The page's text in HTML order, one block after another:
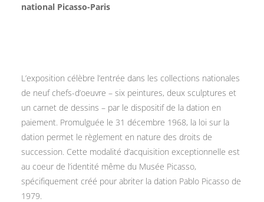
national Picasso-Paris
L’exposition célèbre l’entrée dans les collections nationales
de neuf chefs-d’oeuvre – six peintures, deux sculptures et
un carnet de dessins – par le dispositif de la dation en
paiement. Promulguée le 31 décembre 1968, la loi sur la
dation permet le règlement en nature des droits de
succession. Cette modalité d’acquisition exceptionnelle est
au coeur de l’identité même du Musée Picasso,
spécifiquement créé pour abriter la dation Pablo Picasso de
1979.